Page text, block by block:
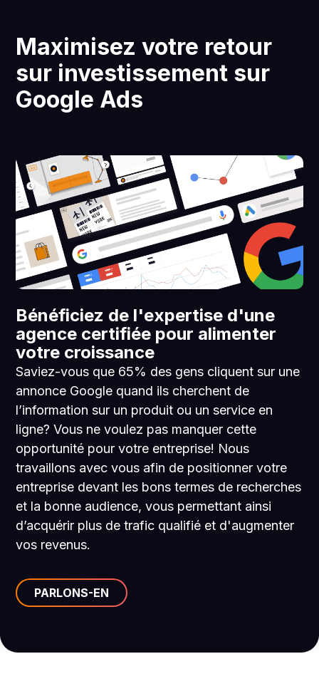
Maximisez votre retour
sur investissement sur
Google Ads
Bénéficiez de l'expertise d'une
agence certifiée pour alimenter
votre croissance
Saviez-vous que 65% des gens cliquent sur une
annonce Google quand ils cherchent de
l’information sur un produit ou un service en
ligne? Vous ne voulez pas manquer cette
opportunité pour votre entreprise! Nous
travaillons avec vous afin de positionner votre
entreprise devant les bons termes de recherches
et la bonne audience, vous permettant ainsi
d’acquérir plus de trafic qualifié et d'augmenter
vos revenus.
PARLONS-EN